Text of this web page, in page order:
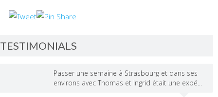
TESTIMONIALS
Passer une semaine à Strasbourg et dans ses
environs avec Thomas et Ingrid était une expé...